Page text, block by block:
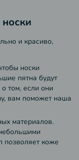
и красиво,
носки
пятна будут
том, если они
вам поможет наша
материалов.
позволяет коже